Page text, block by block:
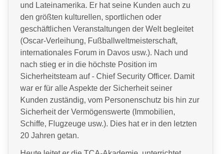
und Lateinamerika. Er hat seine Kunden auch zu
den größten kulturellen, sportlichen oder
geschäftlichen Veranstaltungen der Welt begleitet
(Oscar-Verleihung, Fußballweltmeisterschaft,
internationales Forum in Davos usw.). Nach und
nach stieg er in die höchste Position im
Sicherheitsteam auf - Chief Security Officer. Damit
war er für alle Aspekte der Sicherheit seiner
Kunden zuständig, vom Personenschutz bis hin zur
Sicherheit der Vermögenswerte (Immobilien,
Schiffe, Flugzeuge usw.). Dies hat er in den letzten
20 Jahren getan.